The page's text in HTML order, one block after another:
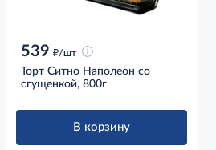
539 д/шт
Торт Ситно Наполеон со
сгущенкой, 800г
В корзину